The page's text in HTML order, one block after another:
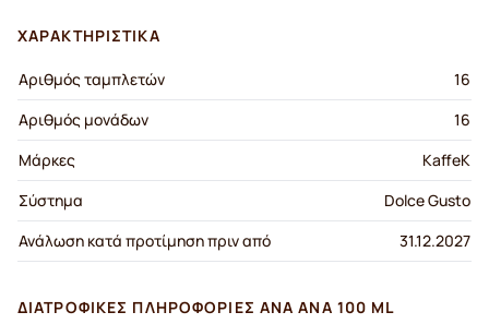
ΧΑΡΑΚΤΗΡΙΣΤΙΚΆ
Αριθμός ταμπλετών
16
Αριθμός μονάδων
16
Μάρκες
KaffeK
Σύστημα
Dolce Gusto
Ανάλωση κατά προτίμηση πριν από
31.12.2027
ΔΙΑΤΡΟΦΙΚΈΣ ΠΛΗΡΟΦΟΡΊΕΣ ΑΝΆ ΑΝΆ 100 ML